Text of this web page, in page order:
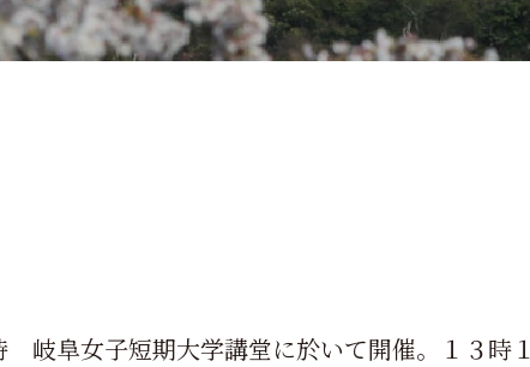
岐阜女子短期大学講堂に於いて開催。１３時